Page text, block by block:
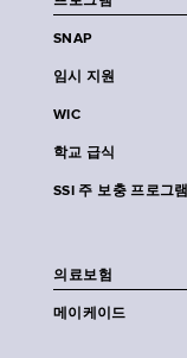
SNAP
임시 지원
WIC
학교 급식
SSI 주 보충 프로그램
의료보험
메이케이드